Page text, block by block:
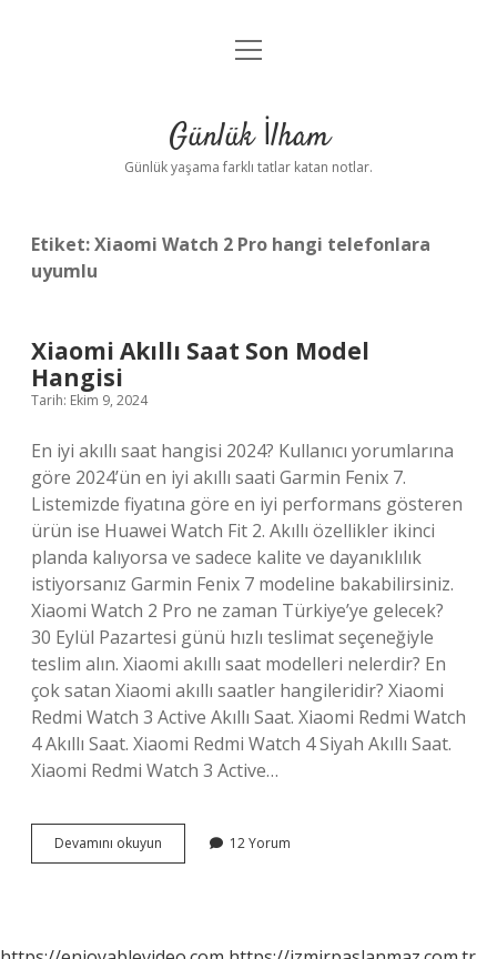
Anasayfa
Yasal Uyarı
menüyü
Günlük İlham
Günlük yaşama farklı tatlar katan notlar.
Etiket:Xiaomi Watch 2 Pro hangi telefonlara
uyumlu
Xiaomi Akıllı Saat Son Model
Hangisi
Tarih: Ekim 9, 2024
En iyi akıllı saat hangisi 2024? Kullanıcı yorumlarına
göre 2024’ün en iyi akıllı saati Garmin Fenix ​​​​​​7.
Listemizde fiyatına göre en iyi performans gösteren
ürün ise Huawei Watch Fit 2. Akıllı özellikler ikinci
planda kalıyorsa ve sadece kalite ve dayanıklılık
istiyorsanız Garmin Fenix ​​​​​​7 modeline bakabilirsiniz.
Xiaomi Watch 2 Pro ne zaman Türkiye’ye gelecek?
30 Eylül Pazartesi günü hızlı teslimat seçeneğiyle
teslim alın. Xiaomi akıllı saat modelleri nelerdir? En
çok satan Xiaomi akıllı saatler hangileridir? Xiaomi
Redmi Watch 3 Active Akıllı Saat. Xiaomi Redmi Watch
4 Akıllı Saat. Xiaomi Redmi Watch 4 Siyah Akıllı Saat.
Xiaomi Redmi Watch 3 Active…
Devamını okuyun
Akıllı
12 Yorum